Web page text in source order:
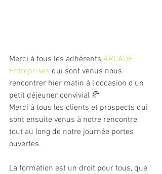
Merci à tous les adhérents ARCADE
Entreprises qui sont venus nous
rencontrer hier matin à l'occasion d'un
petit déjeuner convivial 🥐
Merci à tous les clients et prospects qui
sont ensuite venus à notre rencontre
tout au long de notre journée portes
ouvertes.
La formation est un droit pour tous, que